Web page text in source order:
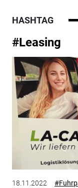
HASHTAG
#Leasing
18.11.2022